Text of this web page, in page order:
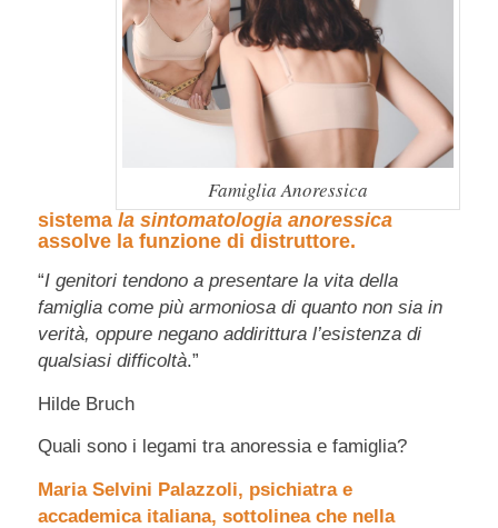
Famiglia Anoressica
sistema la sintomatologia anoressica
assolve la funzione di distruttore.
“I genitori tendono a presentare la vita della
famiglia come più armoniosa di quanto non sia in
verità, oppure negano addirittura l’esistenza di
qualsiasi difficoltà.”
Hilde Bruch
Quali sono i legami tra anoressia e famiglia?
Maria Selvini Palazzoli, psichiatra e
accademica italiana, sottolinea che nella